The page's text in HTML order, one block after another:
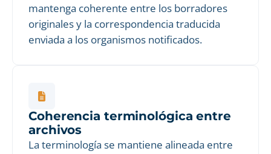
mantenga coherente entre los borradores
originales y la correspondencia traducida
enviada a los organismos notificados.
Coherencia terminológica entre
archivos
La terminología se mantiene alineada entre